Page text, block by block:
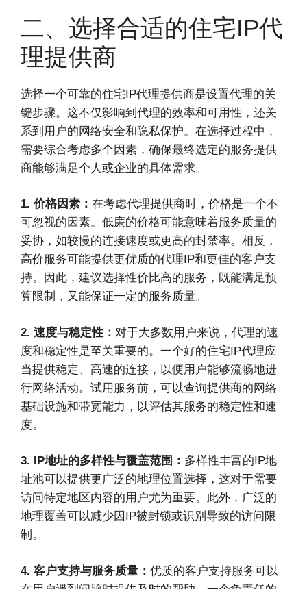
二、选择合适的住宅IP代
理提供商
选择一个可靠的住宅IP代理提供商是设置代理的关
键步骤。这不仅影响到代理的效率和可用性，还关
系到用户的网络安全和隐私保护。在选择过程中，
需要综合考虑多个因素，确保最终选定的服务提供
商能够满足个人或企业的具体需求。
1. 价格因素： 在考虑代理提供商时，价格是一个不
可忽视的因素。低廉的价格可能意味着服务质量的
妥协，如较慢的连接速度或更高的封禁率。相反，
高价服务可能提供更优质的代理IP和更佳的客户支
持。因此，建议选择性价比高的服务，既能满足预
算限制，又能保证一定的服务质量。
2. 速度与稳定性： 对于大多数用户来说，代理的速
度和稳定性是至关重要的。一个好的住宅IP代理应
当提供稳定、高速的连接，以便用户能够流畅地进
行网络活动。试用服务前，可以查询提供商的网络
基础设施和带宽能力，以评估其服务的稳定性和速
度。
3. IP地址的多样性与覆盖范围： 多样性丰富的IP地
址池可以提供更广泛的地理位置选择，这对于需要
访问特定地区内容的用户尤为重要。此外，广泛的
地理覆盖可以减少因IP被封锁或识别导致的访问限
制。
4. 客户支持与服务质量： 优质的客户支持服务可以